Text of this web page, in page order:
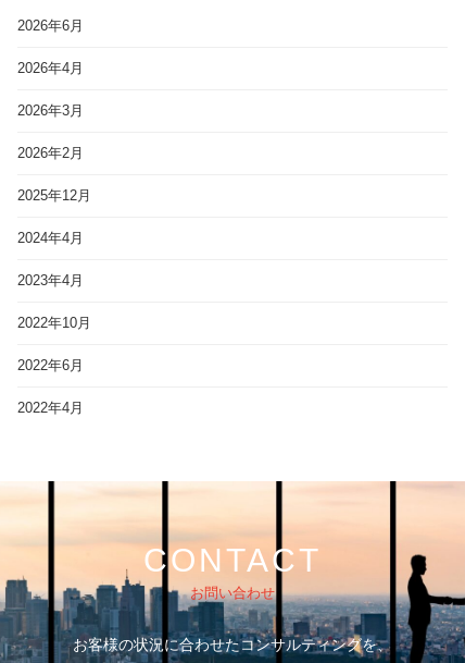
2026年6月
2026年4月
2026年3月
2026年2月
2025年12月
2024年4月
2023年4月
2022年10月
2022年6月
2022年4月
CONTACT
お問い合わせ
お客様の状況に合わせたコンサルティングを、